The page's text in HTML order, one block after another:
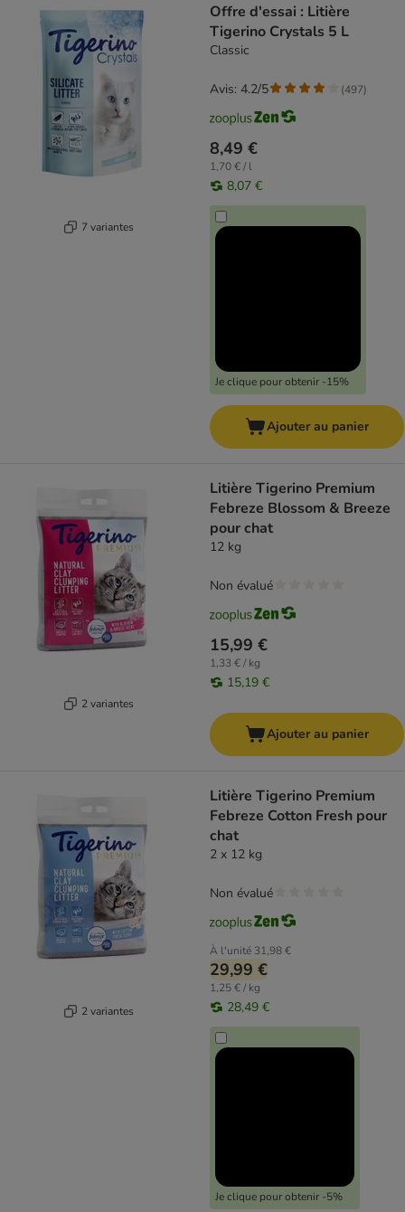
7 variantes
Offre d'essai : Litière
Tigerino Crystals 5 L
Classic
8,49 €
1,70 € / l
8,07 €
Je clique pour obtenir -15%
Avis: 4.2/5 (497)
Ajouter au panier
2 variantes
Litière Tigerino Premium
Febreze Blossom & Breeze
pour chat
12 kg
15,99 €
1,33 € / kg
15,19 €
Non évalué
Ajouter au panier
2 variantes
Litière Tigerino Premium
Febreze Cotton Fresh pour
chat
2 x 12 kg
À l'unité 31,98 €
29,99 €
1,25 € / kg
28,49 €
Je clique pour obtenir -5%
Non évalué